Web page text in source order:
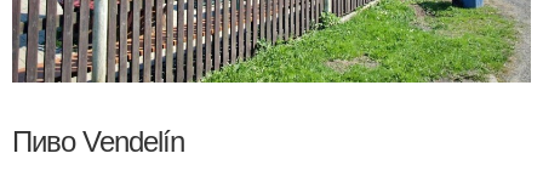
Пиво Vendelín